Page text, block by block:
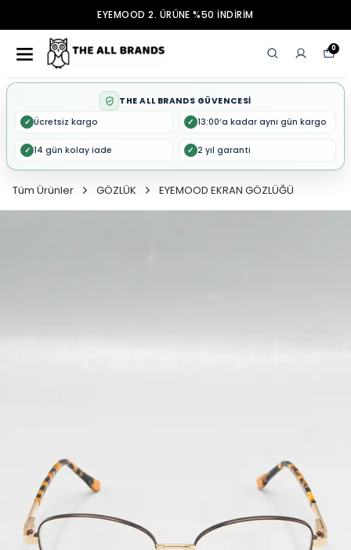
EYEMOOD 2. ÜRÜNE %50 İNDİRİM
0
THE ALL BRANDS GÜVENCESİ
✓ Ücretsiz kargo ✓ 13:00’a kadar aynı gün kargo
✓ 14 gün kolay iade ✓ 2 yıl garanti
Tüm Ürünler GÖZLÜK EYEMOOD EKRAN GÖZLÜĞÜ